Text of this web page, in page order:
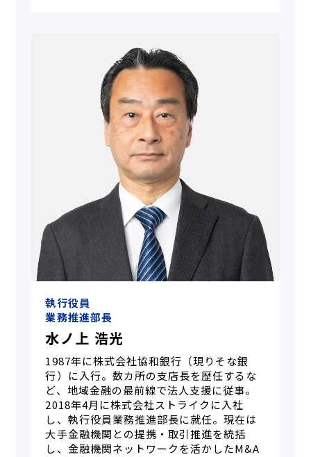
執行役員
業務推進部長
水ノ上 浩光
1987年に株式会社協和銀行（現りそな銀
行）に入行。数カ所の支店長を歴任するな
ど、地域金融の最前線で法人支援に従事。
2018年4月に株式会社ストライクに入社
し、執行役員業務推進部長に就任。現在は
大手金融機関との提携・取引推進を統括
し、金融機関ネットワークを活かしたM&A